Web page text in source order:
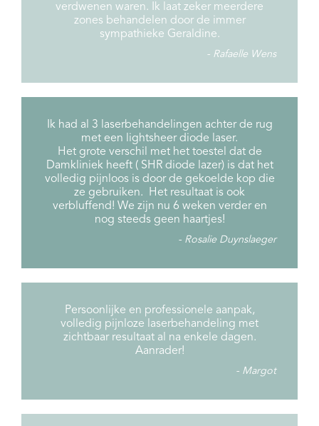
verdwenen waren. Ik laat zeker meerdere
zones behandelen door de immer
sympathieke Geraldine.
Rafaelle Wens
Ik had al 3 laserbehandelingen achter de rug
met een lightsheer diode laser.
Het grote verschil met het toestel dat de
Damkliniek heeft ( SHR diode lazer) is dat het
volledig pijnloos is door de gekoelde kop die
ze gebruiken. Het resultaat is ook
verbluffend! We zijn nu 6 weken verder en
nog steeds geen haartjes!
Rosalie Duynslaeger
Persoonlijke en professionele aanpak,
volledig pijnloze laserbehandeling met
zichtbaar resultaat al na enkele dagen.
Aanrader!
Margot